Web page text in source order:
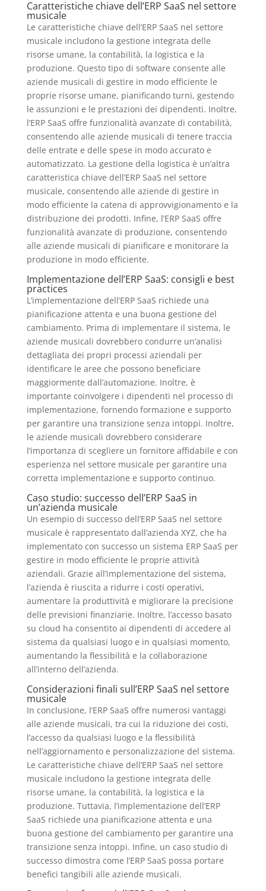
Caratteristiche chiave dell’ERP SaaS nel settore
musicale
Le caratteristiche chiave dell’ERP SaaS nel settore
musicale includono la gestione integrata delle
risorse umane, la contabilità, la logistica e la
produzione. Questo tipo di software consente alle
aziende musicali di gestire in modo efficiente le
proprie risorse umane, pianificando turni, gestendo
le assunzioni e le prestazioni dei dipendenti. Inoltre,
l’ERP SaaS offre funzionalità avanzate di contabilità,
consentendo alle aziende musicali di tenere traccia
delle entrate e delle spese in modo accurato e
automatizzato. La gestione della logistica è un’altra
caratteristica chiave dell’ERP SaaS nel settore
musicale, consentendo alle aziende di gestire in
modo efficiente la catena di approvvigionamento e la
distribuzione dei prodotti. Infine, l’ERP SaaS offre
funzionalità avanzate di produzione, consentendo
alle aziende musicali di pianificare e monitorare la
produzione in modo efficiente.
Implementazione dell’ERP SaaS: consigli e best
practices
L’implementazione dell’ERP SaaS richiede una
pianificazione attenta e una buona gestione del
cambiamento. Prima di implementare il sistema, le
aziende musicali dovrebbero condurre un’analisi
dettagliata dei propri processi aziendali per
identificare le aree che possono beneficiare
maggiormente dall’automazione. Inoltre, è
importante coinvolgere i dipendenti nel processo di
implementazione, fornendo formazione e supporto
per garantire una transizione senza intoppi. Inoltre,
le aziende musicali dovrebbero considerare
l’importanza di scegliere un fornitore affidabile e con
esperienza nel settore musicale per garantire una
corretta implementazione e supporto continuo.
Caso studio: successo dell’ERP SaaS in
un’azienda musicale
Un esempio di successo dell’ERP SaaS nel settore
musicale è rappresentato dall’azienda XYZ, che ha
implementato con successo un sistema ERP SaaS per
gestire in modo efficiente le proprie attività
aziendali. Grazie all’implementazione del sistema,
l’azienda è riuscita a ridurre i costi operativi,
aumentare la produttività e migliorare la precisione
delle previsioni finanziarie. Inoltre, l’accesso basato
su cloud ha consentito ai dipendenti di accedere al
sistema da qualsiasi luogo e in qualsiasi momento,
aumentando la flessibilità e la collaborazione
all’interno dell’azienda.
Considerazioni finali sull’ERP SaaS nel settore
musicale
In conclusione, l’ERP SaaS offre numerosi vantaggi
alle aziende musicali, tra cui la riduzione dei costi,
l’accesso da qualsiasi luogo e la flessibilità
nell’aggiornamento e personalizzazione del sistema.
Le caratteristiche chiave dell’ERP SaaS nel settore
musicale includono la gestione integrata delle
risorse umane, la contabilità, la logistica e la
produzione. Tuttavia, l’implementazione dell’ERP
SaaS richiede una pianificazione attenta e una
buona gestione del cambiamento per garantire una
transizione senza intoppi. Infine, un caso studio di
successo dimostra come l’ERP SaaS possa portare
benefici tangibili alle aziende musicali.